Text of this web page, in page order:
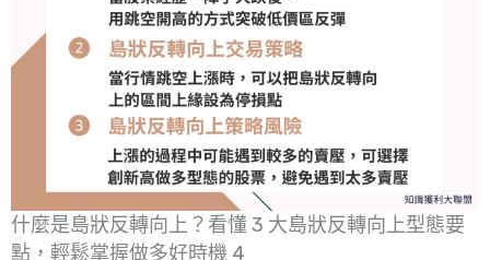
什麼是島狀反轉向上？看懂 3 大島狀反轉向上型態要
點，輕鬆掌握做多好時機 4